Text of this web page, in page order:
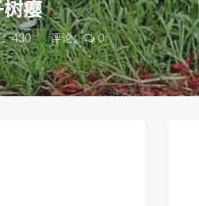
树瘿
430 评论： 0